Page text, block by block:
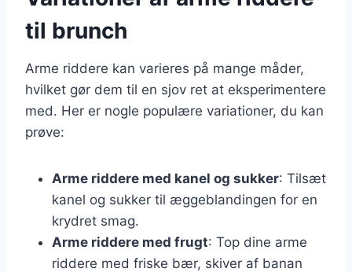
til brunch
Arme riddere kan varieres på mange måder,
hvilket gør dem til en sjov ret at eksperimentere
med. Her er nogle populære variationer, du kan
prøve:
Arme riddere med kanel og sukker: Tilsæt
kanel og sukker til æggeblandingen for en
krydret smag.
Arme riddere med frugt: Top dine arme
riddere med friske bær, skiver af banan